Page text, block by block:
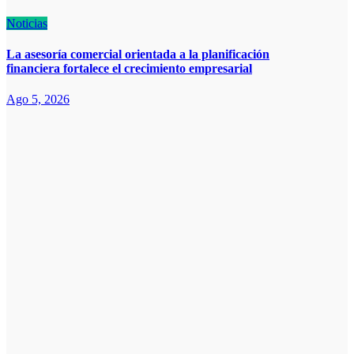
Noticias
La asesoría comercial orientada a la planificación
financiera fortalece el crecimiento empresarial
Ago 5, 2026